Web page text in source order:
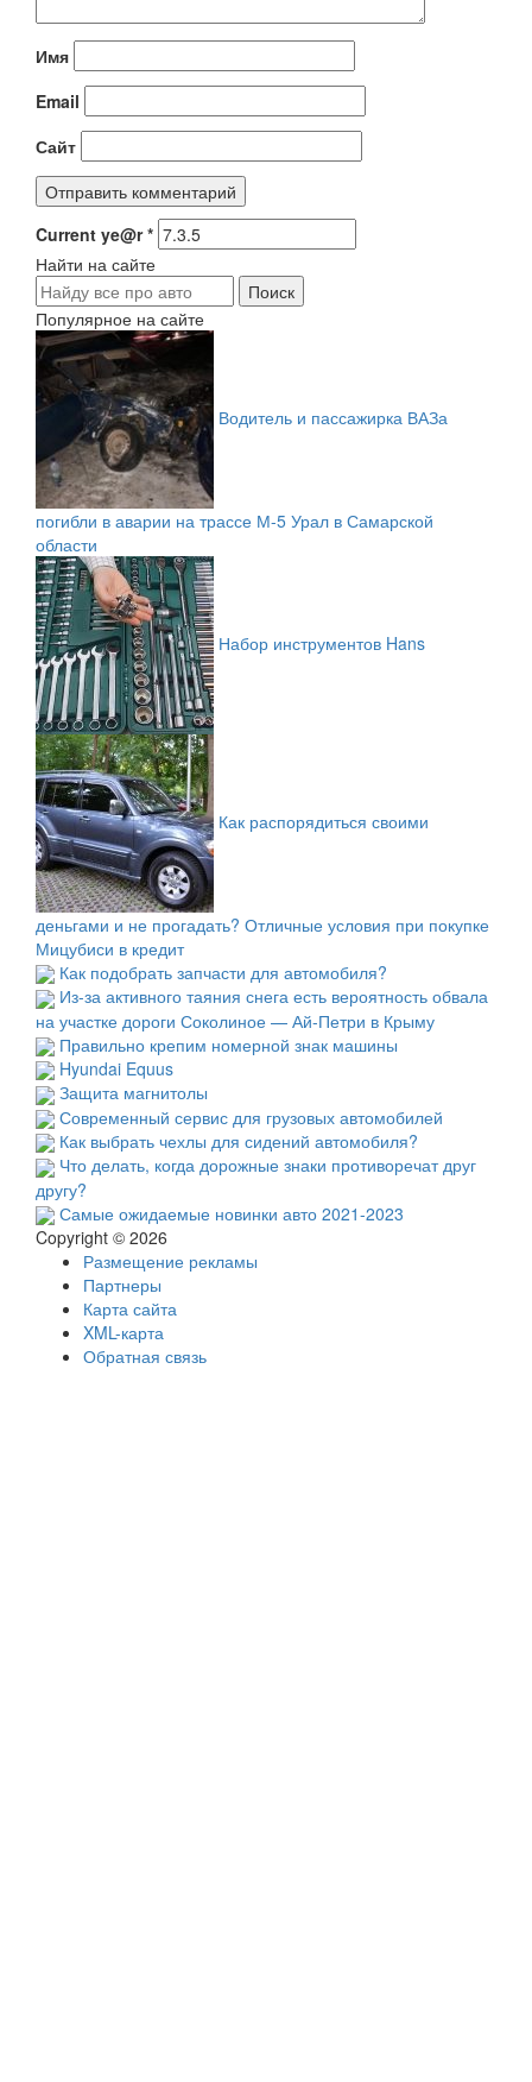
Имя
Email
Сайт
Current ye@r*
Найти на сайте
Популярное на сайте
Водитель и пассажирка ВАЗа
погибли в аварии на трассе М-5 Урал в Самарской
области
Набор инструментов Hans
Как распорядиться своими
деньгами и не прогадать? Отличные условия при покупке
Мицубиси в кредит
Как подобрать запчасти для автомобиля?
Из-за активного таяния снега есть вероятность обвала
на участке дороги Соколиное — Ай-Петри в Крыму
Правильно крепим номерной знак машины
Hyundai Equus
Защита магнитолы
Современный сервис для грузовых автомобилей
Как выбрать чехлы для сидений автомобиля?
Что делать, когда дорожные знаки противоречат друг
другу?
Самые ожидаемые новинки авто 2021-2023
Copyright © 2026
Размещение рекламы
Партнеры
Карта сайта
XML-карта
Обратная связь